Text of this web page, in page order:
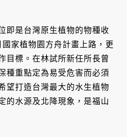
即是台灣原生植物的物種收
家植物園方舟計畫上路，更
目標。在林試所新任所長曾
種重點定為易受危害而必須
望打造台灣最大的水生植物
的水源及北降現象，是福山